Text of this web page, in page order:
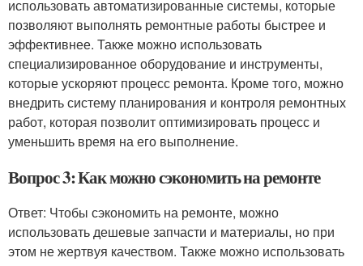
использовать автоматизированные системы, которые
позволяют выполнять ремонтные работы быстрее и
эффективнее. Также можно использовать
специализированное оборудование и инструменты,
которые ускоряют процесс ремонта. Кроме того, можно
внедрить систему планирования и контроля ремонтных
работ, которая позволит оптимизировать процесс и
уменьшить время на его выполнение.
Вопрос 3: Как можно сэкономить на ремонте
Ответ: Чтобы сэкономить на ремонте, можно
использовать дешевые запчасти и материалы, но при
этом не жертвуя качеством. Также можно использовать